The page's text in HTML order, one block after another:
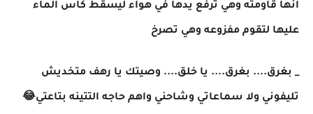
انها قاومته وهي ترفع يدها في هواء ليسقط كاس الماء
عليها لتقوم مفزوعه وهي تصرخ
_ بغرق.... بغرق.... يا خلق.... وصيتك يا رهف متخديش
تليفوني ولا سماعاتي وشاحني واهم حاجه التتينه بتاعتي😂